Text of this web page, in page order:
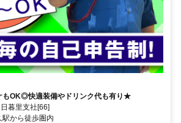
もOK◎快適装備やドリンク代も有り★
暮里支社[66]
から徒歩圏内